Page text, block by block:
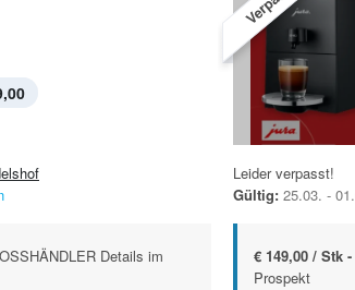
Details im
Leider verpasst!
Gültig: 25.03. -
€ 149,00 / Stk -
Prospekt